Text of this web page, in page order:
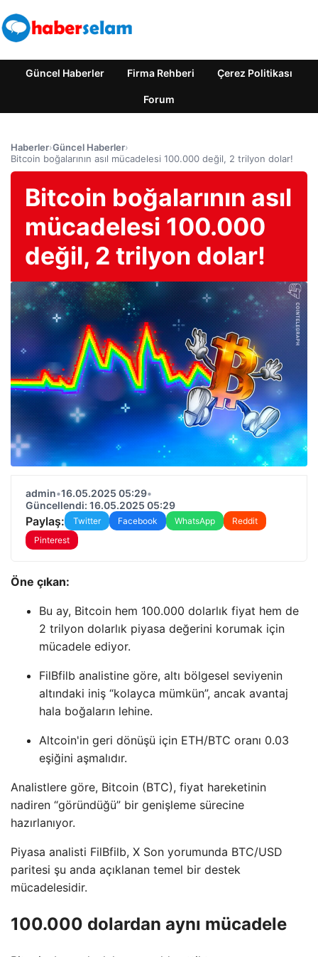
Güncel Haberler Firma Rehberi Çerez Politikası
Forum
Haberler›Güncel Haberler›
Bitcoin boğalarının asıl mücadelesi 100.000 değil, 2 trilyon dolar!
Bitcoin boğalarının asıl
mücadelesi 100.000
değil, 2 trilyon dolar!
admin•16.05.2025 05:29•
Güncellendi: 16.05.2025 05:29
Paylaş: Twitter Facebook WhatsApp
Reddit
Pinterest
Öne çıkan:
Bu ay, Bitcoin hem 100.000 dolarlık fiyat hem de
2 trilyon dolarlık piyasa değerini korumak için
mücadele ediyor.
FilBfilb analistine göre, altı bölgesel seviyenin
altındaki iniş “kolayca mümkün”, ancak avantaj
hala boğaların lehine.
Altcoin'in geri dönüşü için ETH/BTC oranı 0.03
eşiğini aşmalıdır.
Analistlere göre, Bitcoin (BTC), fiyat hareketinin
nadiren “göründüğü” bir genişleme sürecine
hazırlanıyor.
Piyasa analisti FilBfilb, X Son yorumunda BTC/USD
paritesi şu anda açıklanan temel bir destek
mücadelesidir.
100.000 dolardan aynı mücadele